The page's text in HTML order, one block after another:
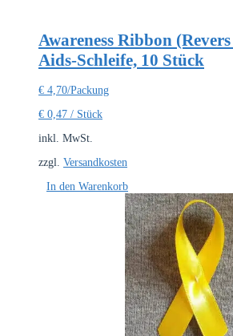
Awareness Ribbon
Aids-Schleife, 10 Stück
€ 4,70/Packung
€ 0,47 / Stück
inkl. MwSt.
zzgl. Versandkosten
In den Warenkorb